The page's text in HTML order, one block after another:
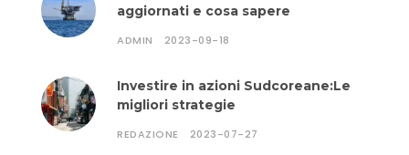
aggiornati e cosa sapere
ADMIN 2023-09-18
Investire in azioni Sudcoreane:Le
migliori strategie
REDAZIONE 2023-07-27